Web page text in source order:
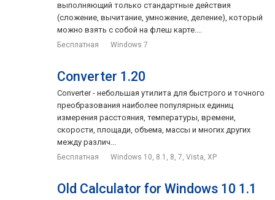
выполняющий только стандартные действия
(сложение, вычитание, умножение, деление), который
можно взять с собой на флеш карте....
Бесплатная Windows 7
Converter 1.20
Converter - небольшая утилита для быстрого и точного
преобразования наиболее популярных единиц
измерения расстояния, температуры, времени,
скорости, площади, объема, массы и многих других
между различ...
Бесплатная Windows 10, 8.1, 8, 7, Vista, XP
Old Calculator for Windows 10 1.1